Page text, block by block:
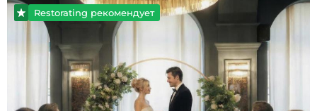
Restorating рекомендует